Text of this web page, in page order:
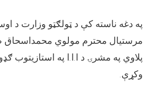
په دغه ناسته کې د ټولګټو وزارت د
مرستیال محترم مولوي محمداسحاق
پلاوي په مشرۍ د ا.ا.ا په استازیتوب
وکړې.